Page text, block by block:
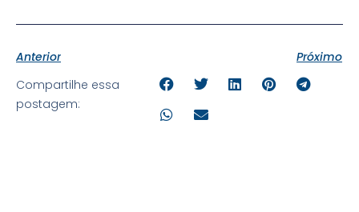
Anterior
Próximo
Compartilhe essa
postagem: